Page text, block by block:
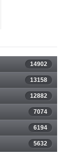
14902
13158
12882
7074
6194
5632